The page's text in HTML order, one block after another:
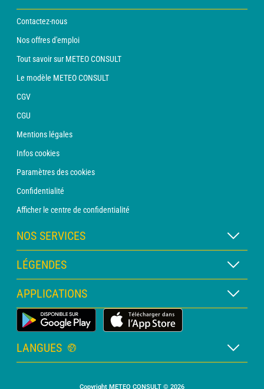
Contactez-nous
Nos offres d'emploi
Tout savoir sur METEO CONSULT
Le modèle METEO CONSULT
CGV
CGU
Mentions légales
Infos cookies
Paramètres des cookies
Confidentialité
Afficher le centre de confidentialité
NOS SERVICES
Abonnement METEO Xpert
Abonnement METEO PRO
Consultation avec un prévisionniste
Bulletin PRO
LÉGENDES
Légende des cartes
Légende des pictogrammes
Glossaire
APPLICATIONS
Application Météo Terrestre
LANGUES
Copyright METEO CONSULT © 2026